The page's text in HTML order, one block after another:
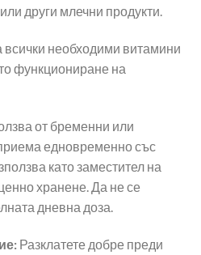
други млечни продукти.
всички необходими витамини
функциониране на
от бременни или
едновременно със
като заместител на
хранене. Да не се
дневна доза.
Разклатете добре преди